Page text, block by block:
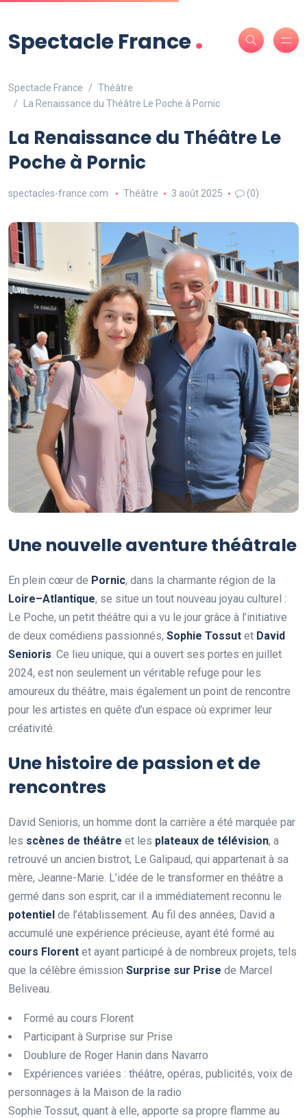
Spectacle France.
Spectacle France
Théâtre
La Renaissance du Théâtre Le Poche à Pornic
La Renaissance du Théâtre Le
Poche à Pornic
spectacles-france.com Théâtre 3 août 2025 (0)
Une nouvelle aventure théâtrale
En plein cœur de Pornic, dans la charmante région de la
Loire–Atlantique, se situe un tout nouveau joyau culturel :
Le Poche, un petit théâtre qui a vu le jour grâce à l’initiative
de deux comédiens passionnés, Sophie Tossut et David
Senioris. Ce lieu unique, qui a ouvert ses portes en juillet
2024, est non seulement un véritable refuge pour les
amoureux du théâtre, mais également un point de rencontre
pour les artistes en quête d’un espace où exprimer leur
créativité.
Une histoire de passion et de
rencontres
David Senioris, un homme dont la carrière a été marquée par
les scènes de théâtre et les plateaux de télévision, a
retrouvé un ancien bistrot, Le Galipaud, qui appartenait à sa
mère, Jeanne-Marie. L’idée de le transformer en théâtre a
germé dans son esprit, car il a immédiatement reconnu le
potentiel de l’établissement. Au fil des années, David a
accumulé une expérience précieuse, ayant été formé au
cours Florent et ayant participé à de nombreux projets, tels
que la célèbre émission Surprise sur Prise de Marcel
Beliveau.
Formé au cours Florent
Participant à Surprise sur Prise
Doublure de Roger Hanin dans Navarro
Expériences variées : théâtre, opéras, publicités, voix de
personnages à la Maison de la radio
Sophie Tossut, quant à elle, apporte sa propre flamme au